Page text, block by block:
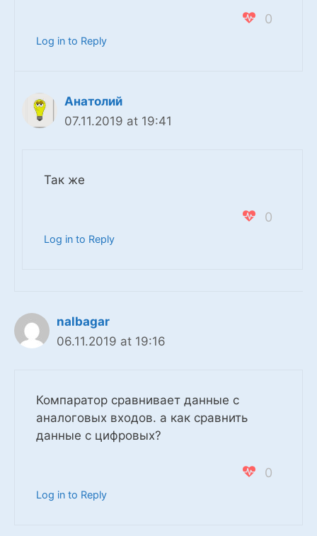
0
Log in to Reply
Анатолий
07.11.2019 at 19:41
Так же
0
Log in to Reply
nalbagar
06.11.2019 at 19:16
Компаратор сравнивает данные с
аналоговых входов. а как сравнить
данные с цифровых?
0
Log in to Reply